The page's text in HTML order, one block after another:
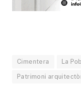
Cimentera La
Patrimoni